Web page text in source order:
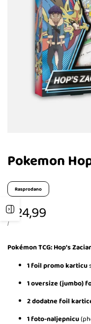
Pokemon
Rasprodano
Akcijska
cijena
€24,99
CIJENA
/PO
Pokémon TCG: Hop’s
1 foil promo karticu
1 oversize (jumbo)
2 dodatne foil
1 foto-naljepnicu
Otvori